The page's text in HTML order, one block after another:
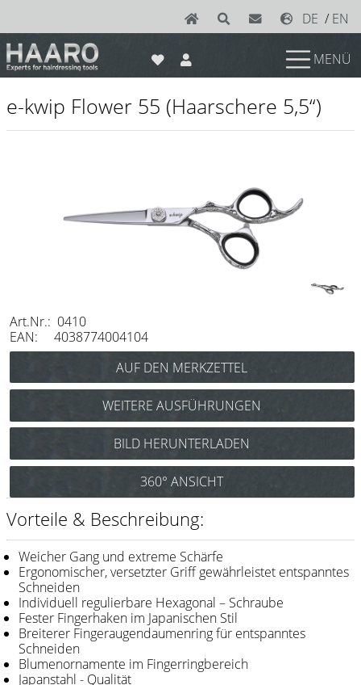
DE / EN
MENÜ
News
Scheren
Sets
e-kwip
Kämme
Y.S. Park
Fejic
e-kwip
Bürsten
Y.S. Park
Werkzeugtaschen
e-kwip Flower 55 (Haarschere 5,5“)
Art.Nr.: 0410
EAN: 4038774004104
WEITERE AUSFÜHRUNGEN
e-kwip Flower Rose Gold FLR 55
(Haarschere 5,5“) Art.Nr.: 0425
BILD HERUNTERLADEN
360° ANSICHT
Vorteile & Beschreibung:
Weicher Gang und extreme Schärfe
Ergonomischer, versetzter Griff gewährleistet entspanntes
Schneiden
Individuell regulierbare Hexagonal – Schraube
Fester Fingerhaken im Japanischen Stil
Breiterer Fingeraugendaumenring für entspanntes
Schneiden
Blumenornamente im Fingerringbereich
Japanstahl - Qualität